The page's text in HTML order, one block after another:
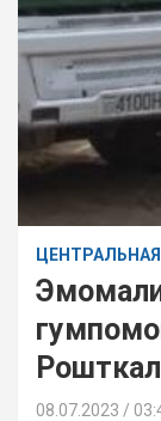
ЦЕНТРАЛЬНАЯ
08.07.2023